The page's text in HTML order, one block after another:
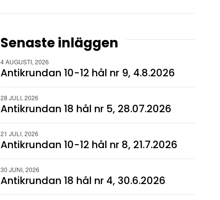
Senaste inläggen
4 AUGUSTI, 2026
Antikrundan 10-12 hål nr 9, 4.8.2026
28 JULI, 2026
Antikrundan 18 hål nr 5, 28.07.2026
21 JULI, 2026
Antikrundan 10-12 hål nr 8, 21.7.2026
30 JUNI, 2026
Antikrundan 18 hål nr 4, 30.6.2026